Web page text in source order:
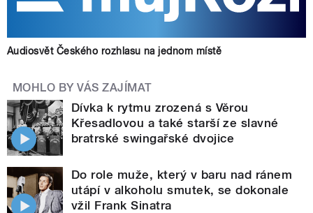
Audiosvět Českého rozhlasu na jednom místě
MOHLO BY VÁS ZAJÍMAT
Dívka k rytmu zrozená s Věrou
Křesadlovou a také starší ze slavné
bratrské swingařské dvojice
Do role muže, který v baru nad ránem
utápí v alkoholu smutek, se dokonale
vžil Frank Sinatra